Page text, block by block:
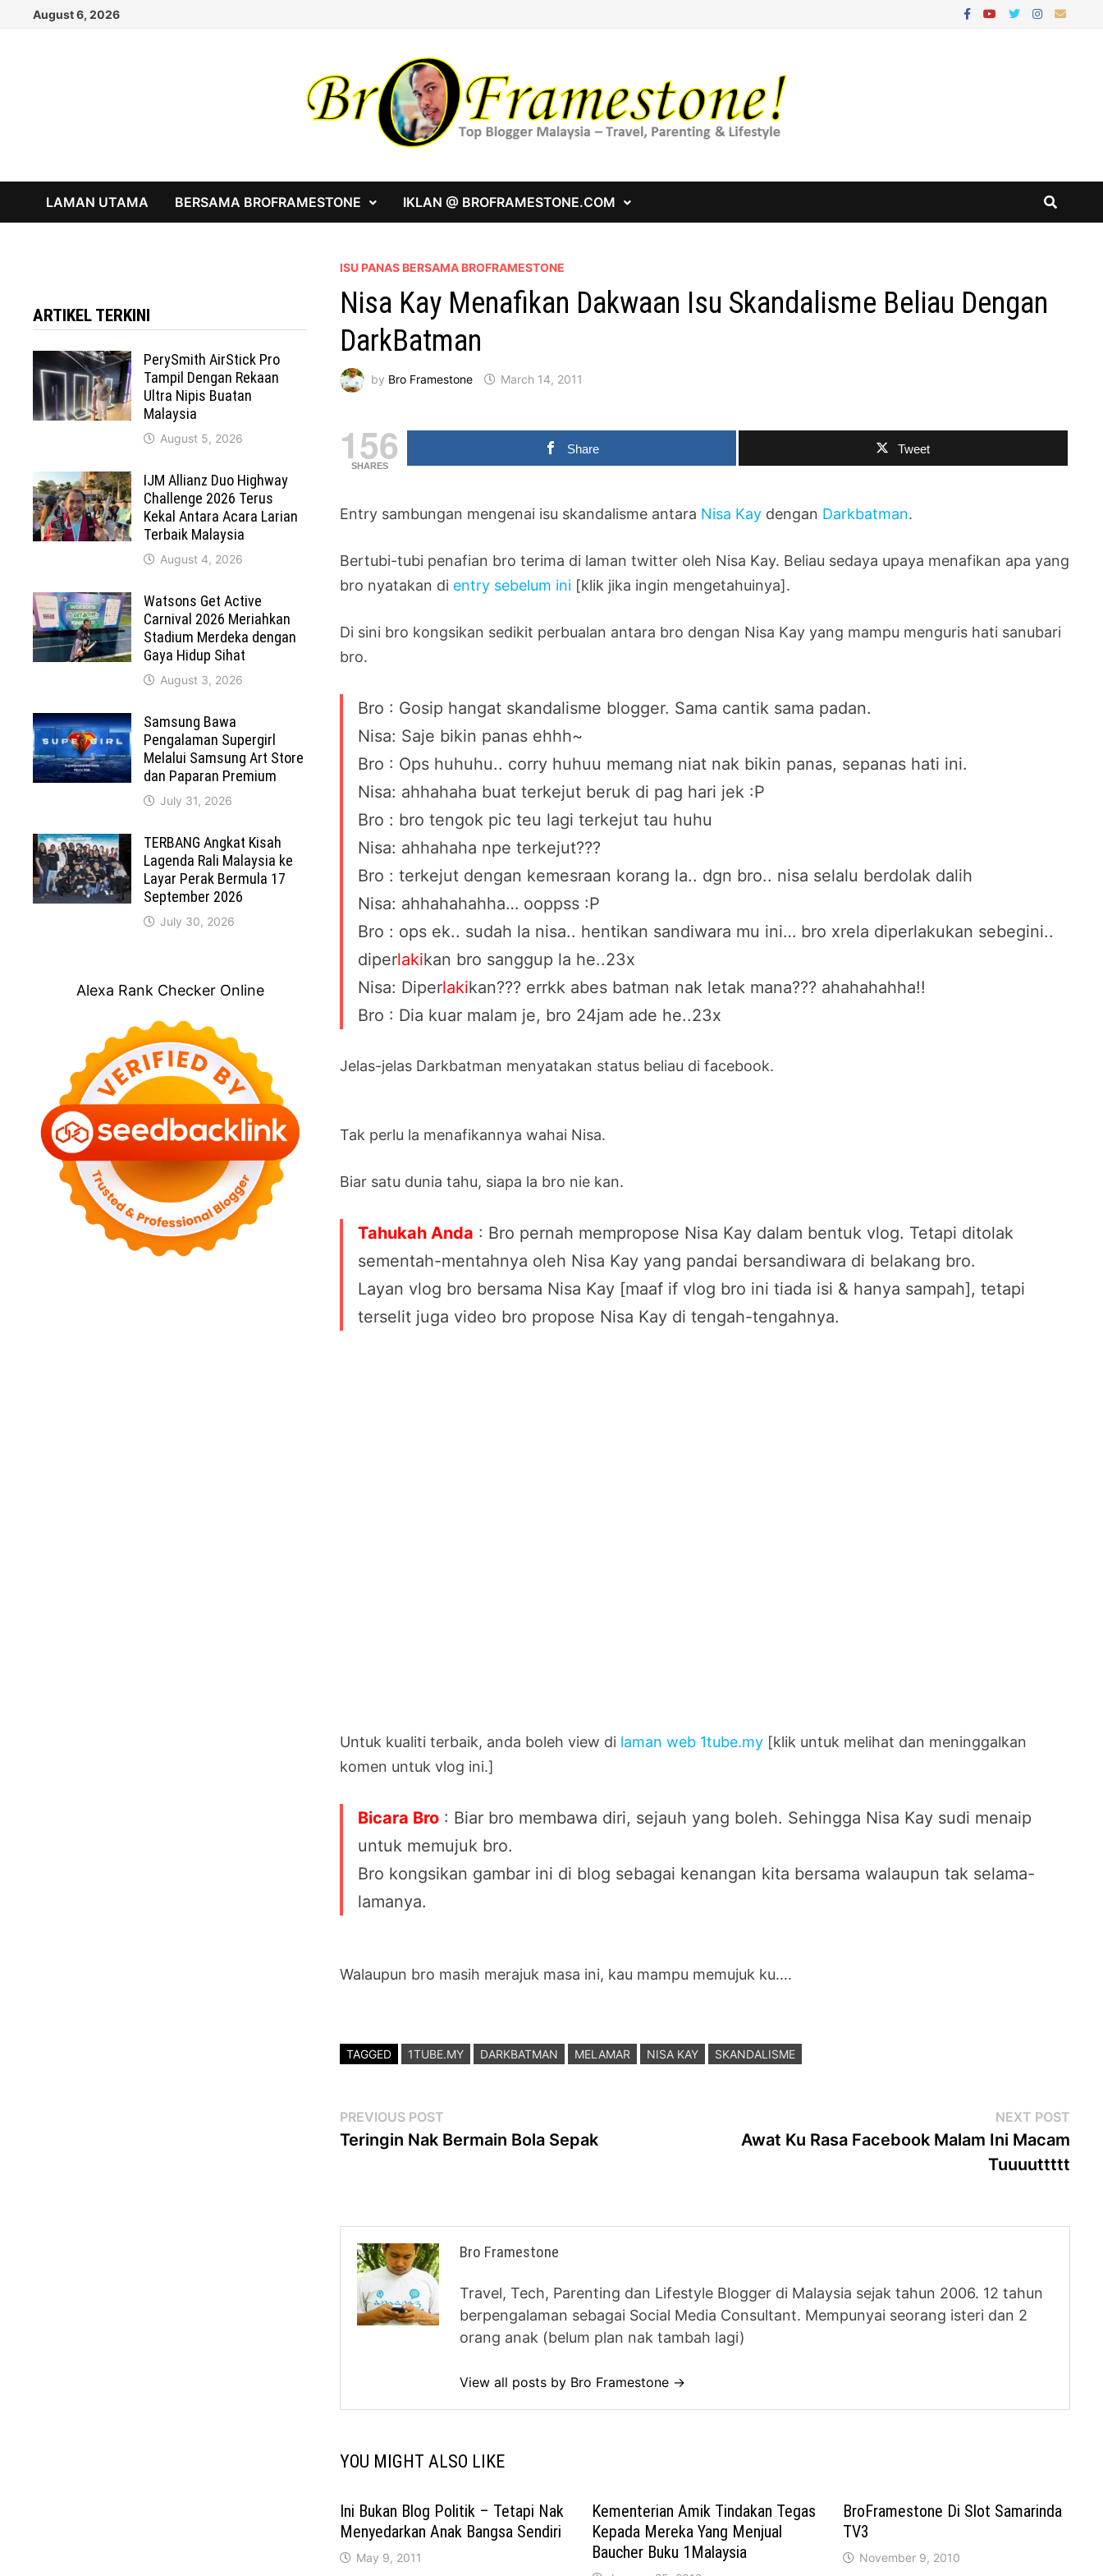
August 6, 2026
LAMAN UTAMA BERSAMA BROFRAMESTONE IKLAN @ BROFRAMESTONE.COM
ISU PANAS BERSAMA BROFRAMESTONE
Nisa Kay Menafikan Dakwaan Isu Skandalisme Beliau Dengan
DarkBatman
by Bro Framestone March 14, 2011
156
SHARES
Share Tweet
Entry sambungan mengenai isu skandalisme antara Nisa Kay dengan Darkbatman.
Bertubi-tubi penafian bro terima di laman twitter oleh Nisa Kay. Beliau sedaya upaya menafikan apa yang
bro nyatakan di entry sebelum ini [klik jika ingin mengetahuinya].
Di sini bro kongsikan sedikit perbualan antara bro dengan Nisa Kay yang mampu menguris hati sanubari
bro.
Bro : Gosip hangat skandalisme blogger. Sama cantik sama padan.
Nisa: Saje bikin panas ehhh~
Bro : Ops huhuhu.. corry huhuu memang niat nak bikin panas, sepanas hati ini.
Nisa: ahhahaha buat terkejut beruk di pag hari jek :P
Bro : bro tengok pic teu lagi terkejut tau huhu
Nisa: ahhahaha npe terkejut???
Bro : terkejut dengan kemesraan korang la.. dgn bro.. nisa selalu berdolak dalih
Nisa: ahhahahahha… ooppss :P
Bro : ops ek.. sudah la nisa.. hentikan sandiwara mu ini… bro xrela diperlakukan sebegini..
diperlakikan bro sanggup la he..23x
Nisa: Diperlakikan??? errkk abes batman nak letak mana??? ahahahahha!!
Bro : Dia kuar malam je, bro 24jam ade he..23x
Jelas-jelas Darkbatman menyatakan status beliau di facebook.
Tak perlu la menafikannya wahai Nisa.
Biar satu dunia tahu, siapa la bro nie kan.
Tahukah Anda : Bro pernah mempropose Nisa Kay dalam bentuk vlog. Tetapi ditolak
sementah-mentahnya oleh Nisa Kay yang pandai bersandiwara di belakang bro.
Layan vlog bro bersama Nisa Kay [maaf if vlog bro ini tiada isi & hanya sampah], tetapi
terselit juga video bro propose Nisa Kay di tengah-tengahnya.
Untuk kualiti terbaik, anda boleh view di laman web 1tube.my [klik untuk melihat dan meninggalkan
komen untuk vlog ini.]
Bicara Bro : Biar bro membawa diri, sejauh yang boleh. Sehingga Nisa Kay sudi menaip
untuk memujuk bro.
Bro kongsikan gambar ini di blog sebagai kenangan kita bersama walaupun tak selama-
lamanya.
Walaupun bro masih merajuk masa ini, kau mampu memujuk ku….
TAGGED 1TUBE.MY DARKBATMAN MELAMAR NISA KAY SKANDALISME
Post
navigation
PREVIOUS POST
post:
Teringin Nak Bermain Bola Sepak
NEXT POSTNext
Awat Ku Rasa Facebook Malam Ini Macam
Tuuuuttttt
Bro Framestone
Travel, Tech, Parenting dan Lifestyle Blogger di Malaysia sejak tahun 2006. 12 tahun
berpengalaman sebagai Social Media Consultant. Mempunyai seorang isteri dan 2
orang anak (belum plan nak tambah lagi)
View all posts by Bro Framestone →
YOU MIGHT ALSO LIKE
Ini Bukan Blog Politik – Tetapi Nak
Menyedarkan Anak Bangsa Sendiri
May 9, 2011
Kementerian Amik Tindakan Tegas
Kepada Mereka Yang Menjual
Baucher Buku 1Malaysia
BroFramestone Di Slot Samarinda
TV3
November 9, 2010
ARTIKEL TERKINI
PerySmith AirStick Pro
Tampil Dengan Rekaan
Ultra Nipis Buatan
Malaysia
August 5, 2026
IJM Allianz Duo Highway
Challenge 2026 Terus
Kekal Antara Acara Larian
Terbaik Malaysia
August 4, 2026
Watsons Get Active
Carnival 2026 Meriahkan
Stadium Merdeka dengan
Gaya Hidup Sihat
August 3, 2026
Samsung Bawa
Pengalaman Supergirl
Melalui Samsung Art Store
dan Paparan Premium
July 31, 2026
TERBANG Angkat Kisah
Lagenda Rali Malaysia ke
Layar Perak Bermula 17
September 2026
July 30, 2026
Alexa Rank Checker Online